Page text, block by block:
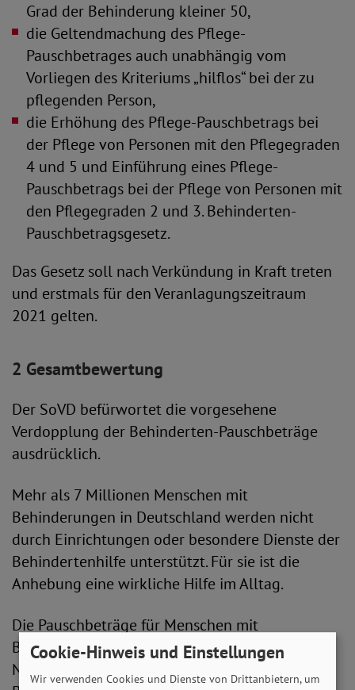
Grad der Behinderung kleiner 50,
die Geltendmachung des Pflege-
Pauschbetrages auch unabhängig vom
Vorliegen des Kriteriums „hilflos“ bei der zu
pflegenden Person,
die Erhöhung des Pflege-Pauschbetrags bei
der Pflege von Personen mit den Pflegegraden
4 und 5 und Einführung eines Pflege-
Pauschbetrags bei der Pflege von Personen mit
den Pflegegraden 2 und 3. Behinderten-
Pauschbetragsgesetz.
Das Gesetz soll nach Verkündung in Kraft treten
und erstmals für den Veranlagungszeitraum
2021 gelten.
2 Gesamtbewertung
Der SoVD befürwortet die vorgesehene
Verdopplung der Behinderten-Pauschbeträge
ausdrücklich.
Mehr als 7 Millionen Menschen mit
Behinderungen in Deutschland werden nicht
durch Einrichtungen oder besondere Dienste der
Behindertenhilfe unterstützt. Für sie ist die
Anhebung eine wirkliche Hilfe im Alltag.
Die Pauschbeträge für Menschen mit
Behinderungen stellen einen wichtigen
Nachteilsausgleich für Menschen mit
Cookie-Hinweis und Einstellungen
Wir verwenden Cookies und Dienste von Drittanbietern, um